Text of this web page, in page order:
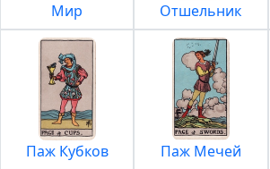
Мир Отшельник
Паж Кубков Паж Мечей